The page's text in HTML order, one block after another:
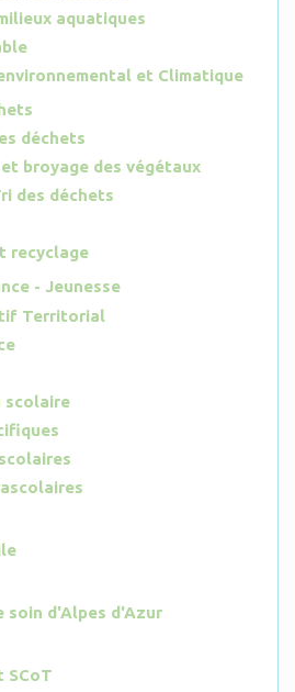
aquatiques
et Climatique
déchets
broyage des végétaux
des déchets
recyclage
- Jeunesse
Territorial
scolaire
soin d'Alpes d'Azur
SCoT